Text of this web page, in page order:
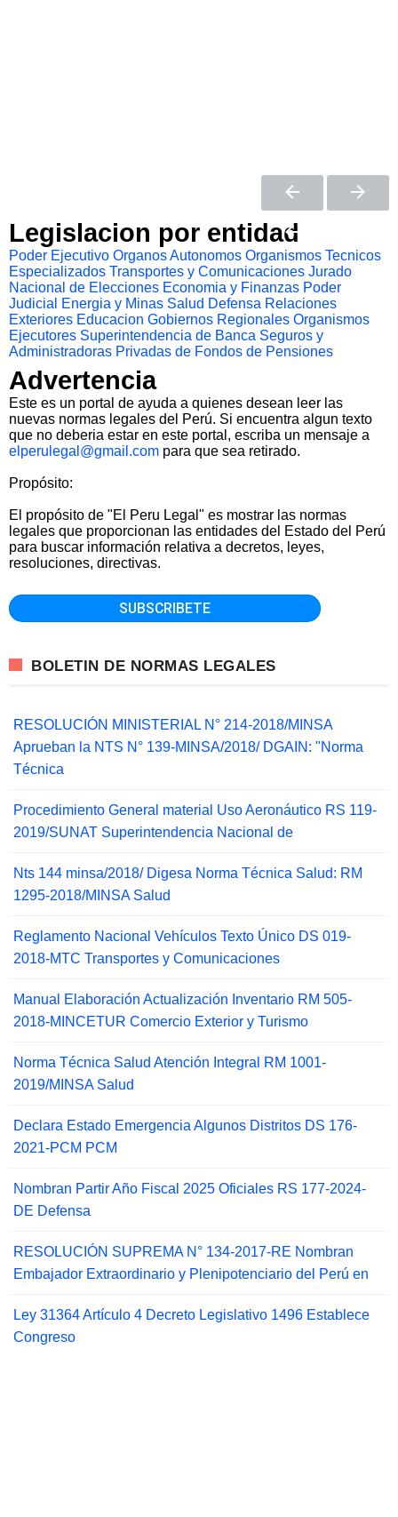
Legislacion por entidad
Poder Ejecutivo Organos Autonomos Organismos Tecnicos
Especializados Transportes y Comunicaciones Jurado
Nacional de Elecciones Economia y Finanzas Poder
Judicial
Energia y Minas Salud Defensa Relaciones
Exteriores Educacion Gobiernos Regionales Organismos
Ejecutores Superintendencia de Banca Seguros y
Administradoras Privadas de Fondos de Pensiones
Advertencia
Este es un portal de ayuda a quienes desean leer las
nuevas normas legales del Perú. Si encuentra algun texto
que no deberia estar en este portal, escriba un mensaje a
elperulegal@gmail.com para que sea retirado.
Propósito:
El propósito de "El Peru Legal" es mostrar las normas
legales que proporcionan las entidades del Estado del Perú
para buscar información relativa a decretos, leyes,
resoluciones, directivas.
BOLETIN DE NORMAS LEGALES
RESOLUCIÓN MINISTERIAL N° 214-2018/MINSA
Aprueban la NTS N° 139-MINSA/2018/ DGAIN: "Norma
Técnica
Procedimiento General material Uso Aeronáutico RS 119-
2019/SUNAT Superintendencia Nacional de
Nts 144 minsa/2018/ Digesa Norma Técnica Salud: RM
1295-2018/MINSA Salud
Reglamento Nacional Vehículos Texto Único DS 019-
2018-MTC Transportes y Comunicaciones
Manual Elaboración Actualización Inventario RM 505-
2018-MINCETUR Comercio Exterior y Turismo
Norma Técnica Salud Atención Integral RM 1001-
2019/MINSA Salud
Declara Estado Emergencia Algunos Distritos DS 176-
2021-PCM PCM
Nombran Partir Año Fiscal 2025 Oficiales RS 177-2024-
DE Defensa
RESOLUCIÓN SUPREMA N° 134-2017-RE Nombran
Embajador Extraordinario y Plenipotenciario del Perú en
Ley 31364 Artículo 4 Decreto Legislativo 1496 Establece
Congreso